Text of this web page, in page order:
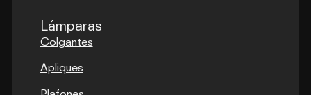
Lámparas
Colgantes
Apliques